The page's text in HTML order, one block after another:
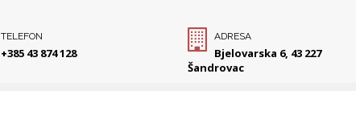
TELEFON
+385 43 874 128
ADRESA
Bjelovarska 6, 43 227
Šandrovac